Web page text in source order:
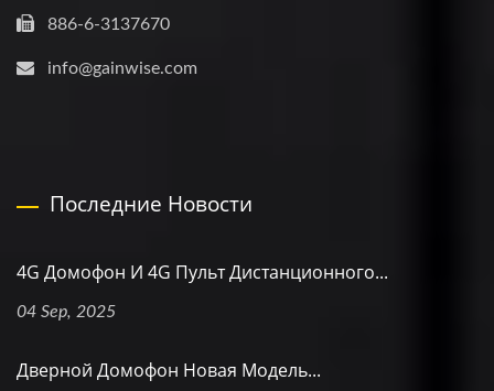
886-6-3137670
info@gainwise.com
Последние Новости
4G Домофон И 4G Пульт Дистанционного...
04 Sep, 2025
Дверной Домофон Новая Модель...